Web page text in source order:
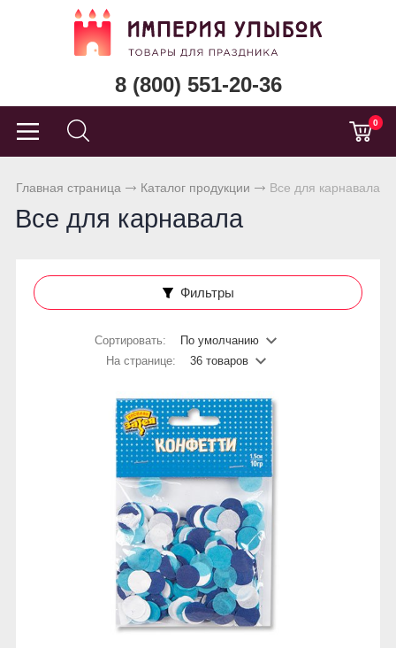
8 (800) 551-20-36
0
Главная страница Каталог продукции Все для карнавала
Все для карнавала
Фильтры
Сортировать:
По умолчанию
На странице:
36 товаров